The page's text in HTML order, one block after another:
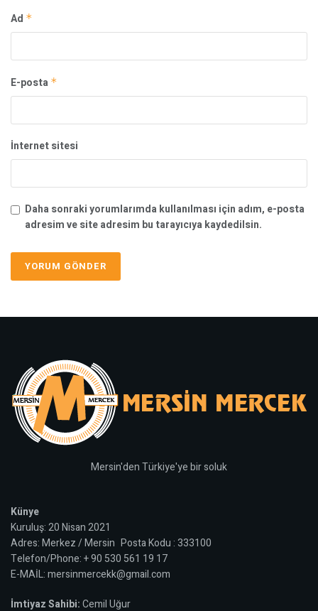
Ad *
E-posta *
İnternet sitesi
Daha sonraki yorumlarımda kullanılması için adım, e-posta
adresim ve site adresim bu tarayıcıya kaydedilsin.
Mersin'den Türkiye'ye bir soluk
Künye
Kuruluş: 20 Nisan 2021
Adres: Merkez / Mersin Posta Kodu : 333100
Telefon/Phone: + 90 530 561 19 17
E-MAİL: mersinmercekk@gmail.com
İmtiyaz Sahibi:Cemil Uğur